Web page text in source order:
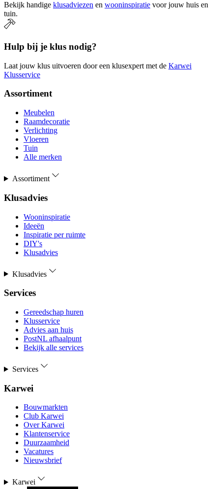
Bekijk handige klusadviezen en wooninspiratie voor jouw huis en
tuin.
Hulp bij je klus nodig?
Laat jouw klus uitvoeren door een klusexpert met de Karwei
Klusservice
Assortiment
Meubelen
Raamdecoratie
Verlichting
Vloeren
Tuin
Alle merken
Assortiment
Klusadvies
Wooninspiratie
Ideeën
Inspiratie per ruimte
DIY's
Klusadvies
Klusadvies
Services
Gereedschap huren
Klusservice
Advies aan huis
PostNL afhaalpunt
Bekijk alle services
Services
Karwei
Bouwmarkten
Club Karwei
Over Karwei
Klantenservice
Duurzaamheid
Vacatures
Nieuwsbrief
Karwei